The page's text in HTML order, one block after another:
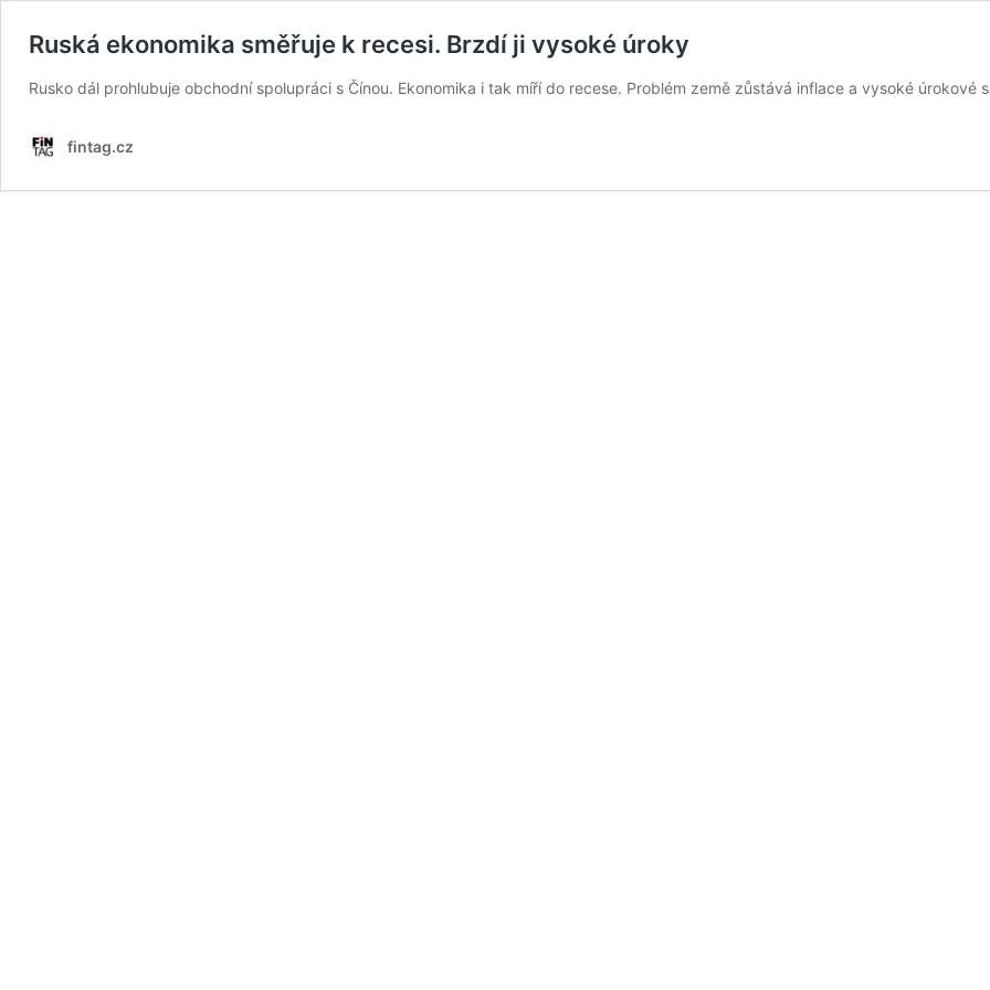
Ruská ekonomika směřuje k recesi. Brzdí ji vysoké úroky
Rusko dál prohlubuje obchodní spolupráci s Čínou. Ekonomika i tak míří do recese. Problém země zůstává inflace a vysoké úrokové
fintag.cz